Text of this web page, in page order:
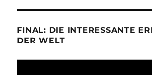
FINAL: DIE INTERESSANTE
DER WELT